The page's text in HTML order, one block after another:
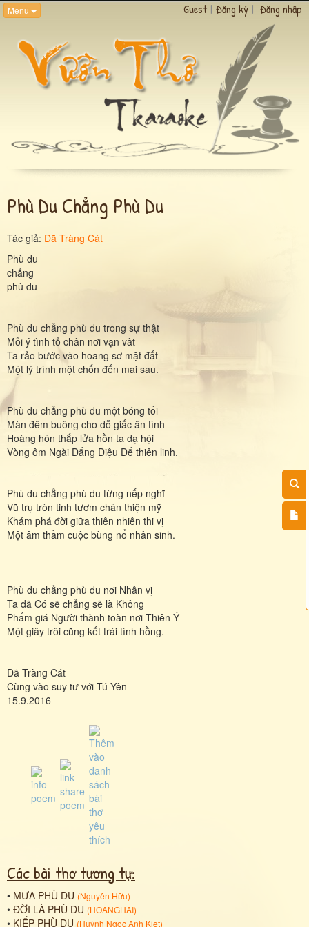
Menu Guest | Đăng ký | Đăng nhập
Phù Du Chẳng Phù Du
Tác giả: Dã Tràng Cát
Phù du
chẳng
phù du
Phù du chẳng phù du trong sự thật
Mỗi ý tình tỏ chân nơi vạn vât
Ta rảo bước vào hoang sơ mặt đất
Một lý trình một chốn đến mai sau.
Phù du chẳng phù du một bóng tối
Màn đêm buông cho dỗ giấc ân tình
Hoàng hôn thắp lửa hồn ta dạ hội
Vòng ôm Ngài Đấng Diệu Đế thiên linh.
Phù du chẳng phù du từng nếp nghĩ
Vũ trụ tròn tinh tươm chân thiện mỹ
Khám phá đời giữa thiên nhiên thi vị
Một âm thầm cuộc bùng nổ nhân sinh.
Phù du chẳng phù du nơi Nhân vị
Ta đã Có sẽ chẳng sẽ là Không
Phẩm giá Người thành toàn nơi Thiên Ý
Một giây trôi cũng kết trái tình hồng.
Dã Tràng Cát
Cùng vào suy tư với Tú Yên
15.9.2016
Các bài thơ tương tự:
• MƯA PHÙ DU (Nguyên Hữu)
• ĐỜI LÀ PHÙ DU (HOANGHAI)
• KIẾP PHÙ DU (Huỳnh Ngọc Anh Kiệt)